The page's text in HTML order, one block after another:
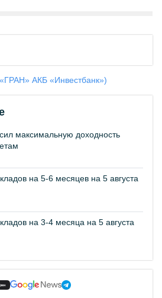
АКБ «Инвестбанк»)
максимальную доходность
на 5-6 месяцев на 5 августа
на 3-4 месяца на 5 августа